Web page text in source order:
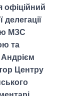
офіційний
делегації
МЗС
та
Центру